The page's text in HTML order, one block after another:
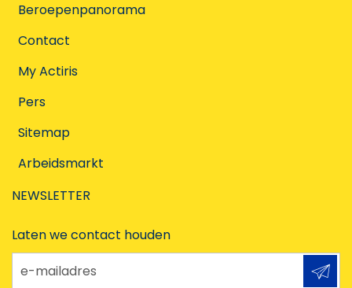
Beroepenpanorama
Contact
My Actiris
Pers
Sitemap
Arbeidsmarkt
NEWSLETTER
Laten we contact houden
e-mailadres